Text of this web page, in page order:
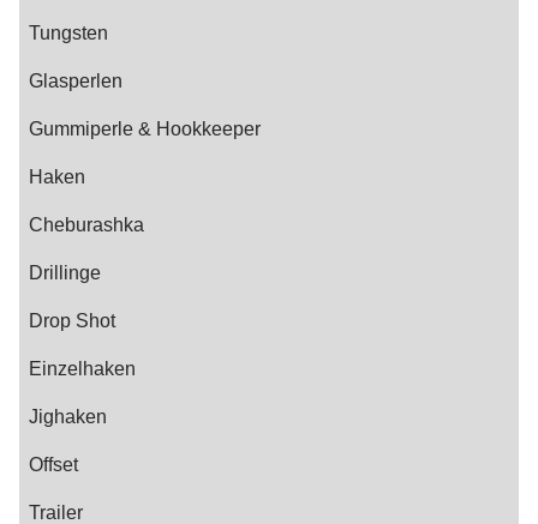
Tungsten
Glasperlen
Gummiperle & Hookkeeper
Haken
Cheburashka
Drillinge
Drop Shot
Einzelhaken
Jighaken
Offset
Trailer